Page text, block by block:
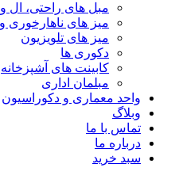
مبل های راحتی،
میز های ناهارخوری
میز های تلویزیون
دکوری ها
کابینت های آشپزخانه
مبلمان اداری
واحد معماری و دکوراسیون
وبلاگ
تماس با ما
درباره ما
سبد خرید